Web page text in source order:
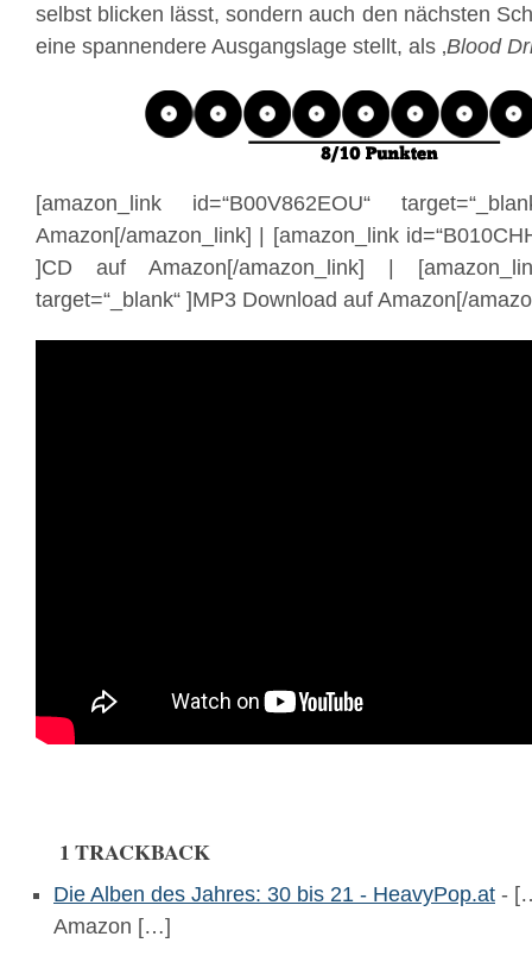
selbst blicken lässt, sondern auch den nächsten
eine spannendere Ausgangslage stellt, als ‚Blood
[amazon_link id=“B00V862EOU“
Amazon[/amazon_link] | [amazon_link
]CD auf Amazon[/amazon_link] |
target=“_blank“ ]MP3 Download auf Amazon[/
1 TRACKBACK
Die Alben des Jahres: 30 bis 21 - HeavyPop.at -
Amazon […]